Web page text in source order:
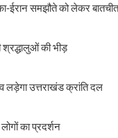
ईरान समझौते को लेकर
श्रद्धालुओं की भीड़
लड़ेगा उत्तराखंड क्रांति दल
का प्रदर्शन